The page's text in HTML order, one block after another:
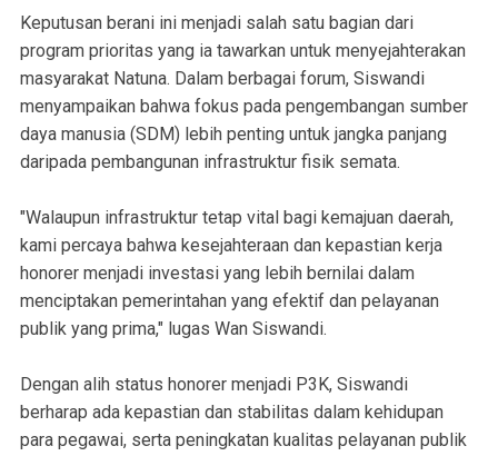
Keputusan berani ini menjadi salah satu bagian dari
program prioritas yang ia tawarkan untuk menyejahterakan
masyarakat Natuna. Dalam berbagai forum, Siswandi
menyampaikan bahwa fokus pada pengembangan sumber
daya manusia (SDM) lebih penting untuk jangka panjang
daripada pembangunan infrastruktur fisik semata.
"Walaupun infrastruktur tetap vital bagi kemajuan daerah,
kami percaya bahwa kesejahteraan dan kepastian kerja
honorer menjadi investasi yang lebih bernilai dalam
menciptakan pemerintahan yang efektif dan pelayanan
publik yang prima," lugas Wan Siswandi.
Dengan alih status honorer menjadi P3K, Siswandi
berharap ada kepastian dan stabilitas dalam kehidupan
para pegawai, serta peningkatan kualitas pelayanan publik